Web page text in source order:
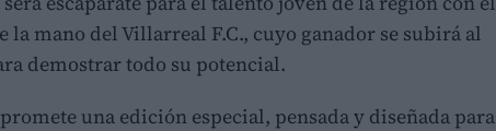
la mano del Villarreal F.C., cuyo ganador se subirá al
demostrar todo su potencial.
promete una edición especial, pensada y diseñada para